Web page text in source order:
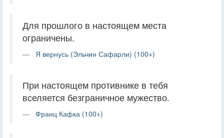
Для прошлого в настоящем места
ограничены.
Я вернусь (Эльчин Сафарли) (100+)
При настоящем противнике в тебя
вселяется безграничное мужество.
Франц Кафка (100+)